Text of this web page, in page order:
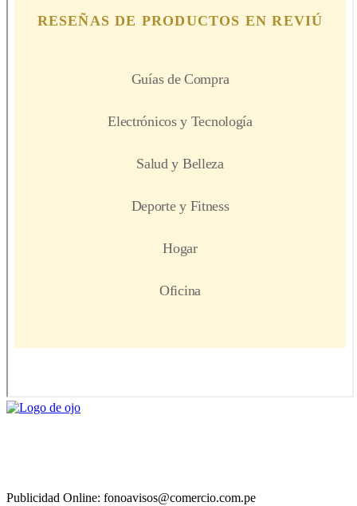
Publicidad Online: fonoavisos@comercio.com.pe